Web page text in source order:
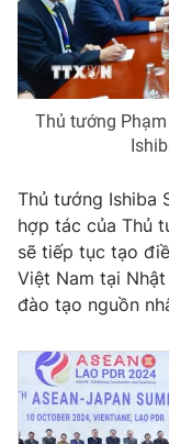
THỜI BÁO VTV
Cơ quan chủ quản:
Cơ quan báo chí:
Giấy phép hoạt
Tổng Biên tập:Vũ
Phó Tổng Biên tập:
Nguyễn Trọng Ninh
Thủ tướng
Thủ tướng Ishiba
hợp tác của Thủ
sẽ tiếp tục tạo
Việt Nam tại
đào tạo nguồn